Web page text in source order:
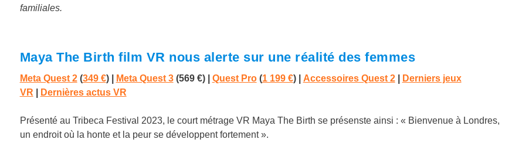
familiales.
Maya The Birth film VR nous alerte sur une réalité des femmes
Meta Quest 2(349 €) Meta Quest 3(569 €) Quest Pro(1 199 €) | Accessoires Quest 2|
Derniers jeux
VR
Dernières actus VR
Présenté au Tribeca Festival 2023, le court métrage VR Maya The Birth se présenste ainsi : « Bienvenue à Londres,
un endroit où la honte et la peur se développent fortement ».